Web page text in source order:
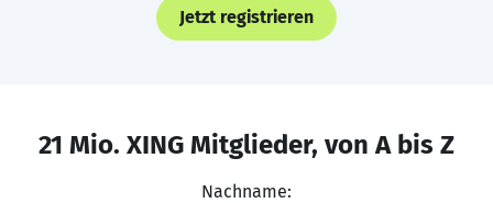
Jetzt registrieren
21 Mio. XING Mitglieder, von A bis Z
Nachname: